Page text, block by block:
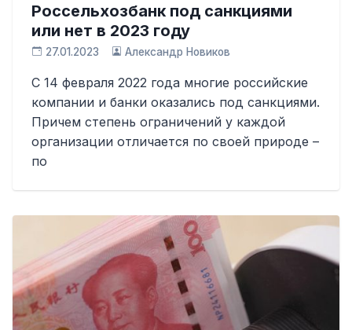
Россельхозбанк под санкциями
или нет в 2023 году
27.01.2023 Александр Новиков
С 14 февраля 2022 года многие российские
компании и банки оказались под санкциями.
Причем степень ограничений у каждой
организации отличается по своей природе –
по